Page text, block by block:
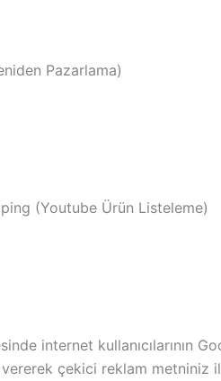
Pazarlama)
(Youtube Ürün Listeleme)
internet kullanıcılarının
çekici reklam metniniz